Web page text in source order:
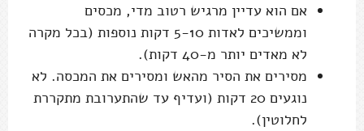
אם הוא עדיין מרגיש רטוב מדי, מכסים
וממשיכים לאדות 5-10 דקות נוספות (בכל מקרה
לא מאדים יותר מ-40 דקות).
מסירים את הסיר מהאש ומסירים את המכסה. לא
נוגעים 20 דקות (ועדיף עד שהתערובת מתקררת
לחלוטין).